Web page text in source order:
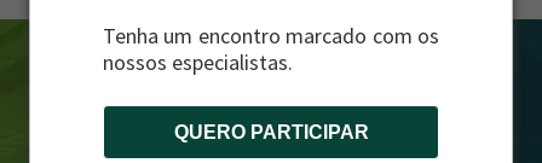
Tenha um encontro marcado com os
nossos especialistas.
QUERO PARTICIPAR